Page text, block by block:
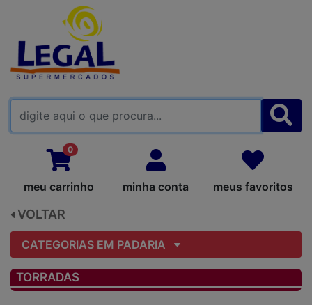
FALE CONOSCO
0
meu carrinho minha conta meus favoritos
VOLTAR
CATEGORIAS EM PADARIA
TORRADAS